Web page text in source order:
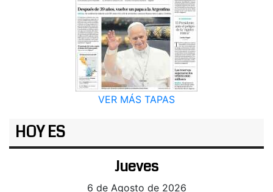
VER MÁS TAPAS
HOY ES
Jueves
6 de Agosto de 2026